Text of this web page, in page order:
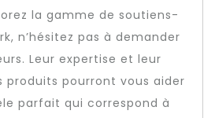
la gamme de soutiens-
n’hésitez pas à demander
Leur expertise et leur
produits pourront vous aider
parfait qui correspond à